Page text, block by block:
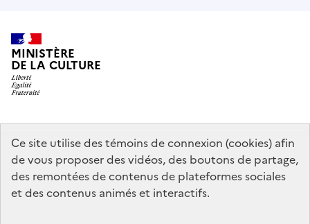
Ce site utilise des témoins de connexion (cookies) afin
de vous proposer des vidéos, des boutons de partage,
des remontées de contenus de plateformes sociales
et des contenus animés et interactifs.
MINISTÈRE
DE LA CULTURE
data.gouv.fr legifrance.gouv.fr
info.gouv.fr
service-public.gouv.fr